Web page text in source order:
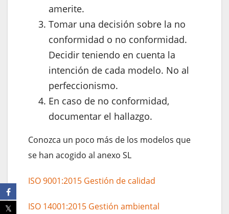
amerite.
Tomar una decisión sobre la no
conformidad o no conformidad.
Decidir teniendo en cuenta la
intención de cada modelo. No al
perfeccionismo.
En caso de no conformidad,
documentar el hallazgo.
Conozca un poco más de los modelos que
se han acogido al anexo SL
ISO 9001:2015 Gestión de calidad
ISO 14001:2015 Gestión ambiental